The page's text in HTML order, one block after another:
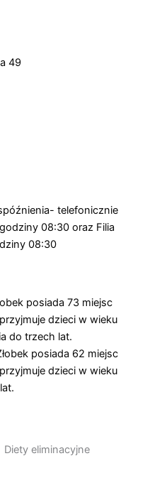
49
telefonicznie
08:30 oraz Filia
08:30
posiada 73 miejsc
dzieci w wieku
do trzech lat.
posiada 62 miejsc
dzieci w wieku
Diety eliminacyjne